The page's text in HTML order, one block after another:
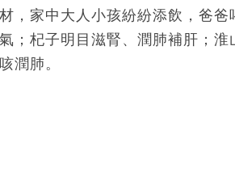
，家中大人小孩紛紛添飲，爸
；杞子明目滋腎、潤肺補肝；
潤肺。